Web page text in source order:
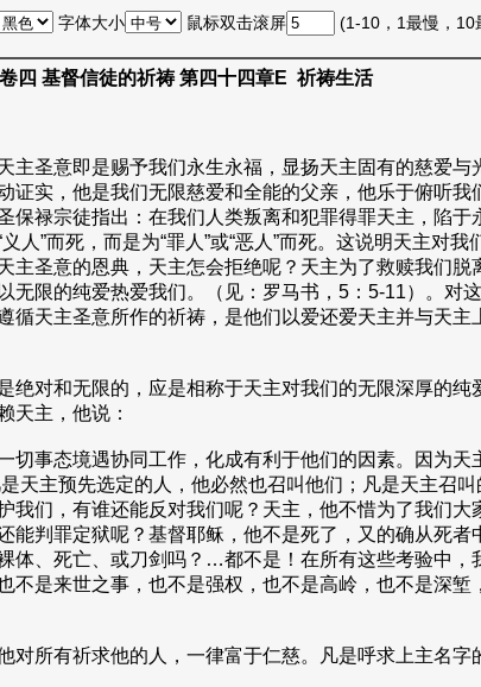
字体大小 鼠标双击滚屏 (1-10，1最慢，10
卷四 基督信徒的祈祷 第四十四章E 祈祷生活
圣意即是赐予我们永生永福，显扬天主固有的慈爱
实，他是我们无限慈爱和全能的父亲，他乐于俯听
保禄宗徒指出：在我们人类叛离和犯罪得罪天主，陷
”而死，而是为“罪人”或“恶人”而死。这说明天主对
圣意的恩典，天主怎会拒绝呢？天主为了救赎我们
限的纯爱热爱我们。（见：罗马书，5：5-11）。对
天主圣意所作的祈祷，是他们以爱还爱天主并与天
对和无限的，应是相称于天主对我们的无限深厚的
天主，他说：
事态境遇协同工作，化成有利于他们的因素。因为
天主预先选定的人，他必然也召叫他们；凡是天主召
们，有谁还能反对我们呢？天主，他不惜为了我们
判罪定狱呢？基督耶稣，他不是死了，又的确从死
体、死亡、或刀剑吗？…都不是！在所有这些考验中
是来世之事，也不是强权，也不是高岭，也不是深
有祈求他的人，一律富于仁慈。凡是呼求上主名字